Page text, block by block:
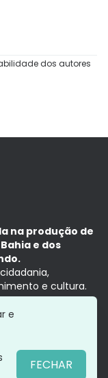
dos autores
na produção de
e dos
e cultura.
presente,
e
FECHAR